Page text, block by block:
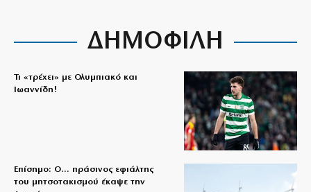
ΔΗΜΟΦΙΛΗ
Τι «τρέχει» με Ολυμπιακό και
Ιωαννίδη!
Επίσημο: Ο… πράσινος εφιάλτης
του μητσοτακισμού έκαψε την